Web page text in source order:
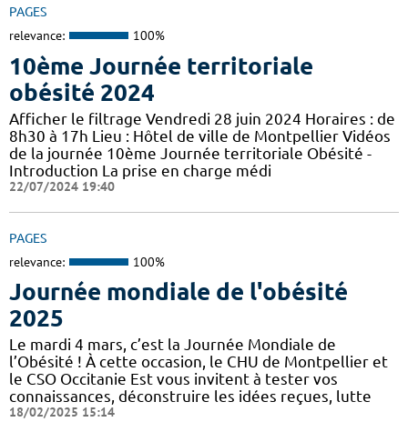
PAGES
relevance: 100%
10ème Journée territoriale
obésité 2024
Afficher le filtrage Vendredi 28 juin 2024 Horaires : de
8h30 à 17h Lieu : Hôtel de ville de Montpellier Vidéos
de la journée 10ème Journée territoriale Obésité -
Introduction La prise en charge médi
22/07/2024 19:40
PAGES
relevance: 100%
Journée mondiale de l'obésité
2025
Le mardi 4 mars, c’est la Journée Mondiale de
l’Obésité ! À cette occasion, le CHU de Montpellier et
le CSO Occitanie Est vous invitent à tester vos
connaissances, déconstruire les idées reçues, lutte
18/02/2025 15:14